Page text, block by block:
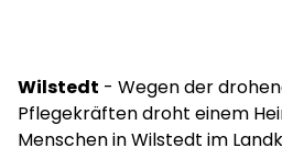
Wilstedt - Wegen der
Pflegekräften droht einem
Menschen in Wilstedt im